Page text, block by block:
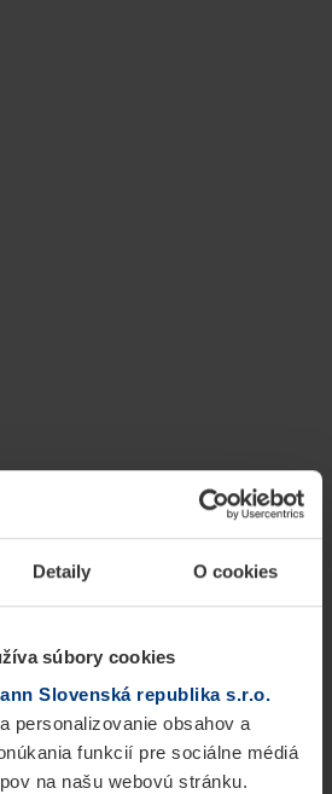
Detaily O cookies
súbory cookies
Slovenská republika s.r.o.
personalizovanie obsahov a
funkcií pre sociálne médiá
na našu webovú stránku.